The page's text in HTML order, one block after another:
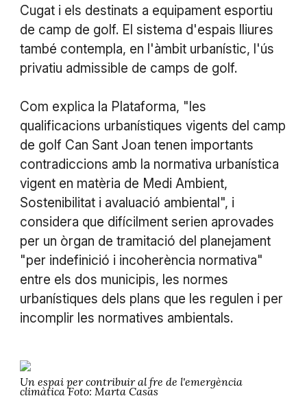
Cugat i els destinats a equipament esportiu
de camp de golf. El sistema d'espais lliures
també contempla, en l'àmbit urbanístic, l'ús
privatiu admissible de camps de golf.
Com explica la Plataforma, "les
qualificacions urbanístiques vigents del camp
de golf Can Sant Joan tenen importants
contradiccions amb la normativa urbanística
vigent en matèria de Medi Ambient,
Sostenibilitat i avaluació ambiental", i
considera que difícilment serien aprovades
per un òrgan de tramitació del planejament
"per indefinició i incoherència normativa"
entre els dos municipis, les normes
urbanístiques dels plans que les regulen i per
incomplir les normatives ambientals.
Un espai per contribuir al fre de l'emergència
climàtica Foto: Marta Casas